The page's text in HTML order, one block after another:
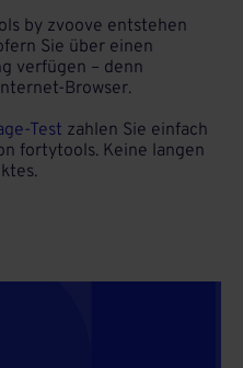
by zvoove entstehen
Sie über einen
verfügen – denn
Browser.
Test zahlen Sie einfach
fortytools. Keine langen